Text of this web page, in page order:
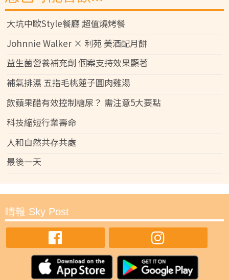
大坑中歐Style餐廳 超值燒烤餐
Johnnie Walker × 利苑 美酒配月餅
益生菌營養補充劑 個案支持效果顯著
補氣排濕 五指毛桃蓮子圓肉雞湯
飲蘋果醋有效控制糖尿？ 需注意5大要點
科技縮短行業壽命
人和自然共存共處
最後一天
晴報 Sky Post